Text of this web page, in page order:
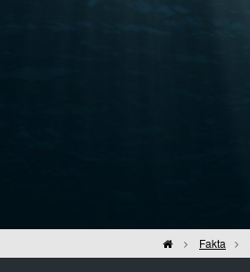
Hjem Fakta